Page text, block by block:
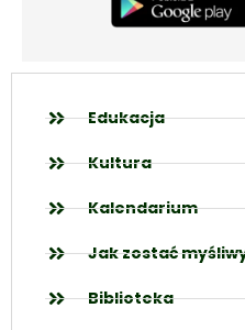
Edukacja
Kultura
Kalendarium
Jak zostać
Biblioteka